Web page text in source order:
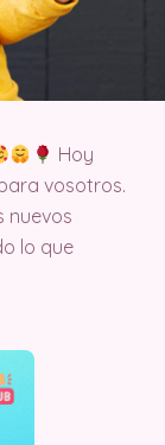
Hoy
vosotros.
nuevos
lo que